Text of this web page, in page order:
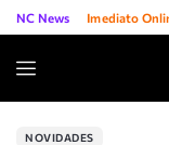
NC News Imediato
NOVIDADES